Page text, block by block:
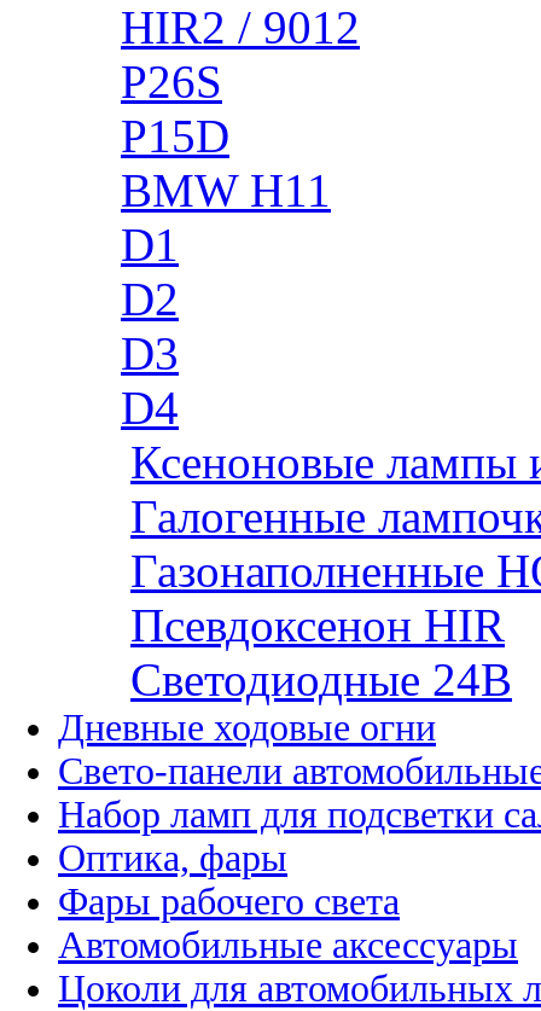
HIR2 / 9012
P26S
P15D
BMW H11
D1
D2
D3
D4
Ксеноновые лампы
Галогенные
Газонаполненные
Псевдоксенон HIR
Cветодиодные 24B
Дневные ходовые огни
Свето-панели
Набор ламп для подсветки
Оптика, фары
Фары рабочего света
Автомобильные аксессуары
Цоколи для автомобильных